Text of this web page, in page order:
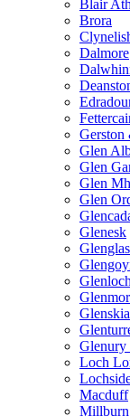
Blair
Brora
Dalmore
Gerston
Glen
Glen
Glen
Glen
Glenesk
Glenury
Loch
Macduff
Millburn